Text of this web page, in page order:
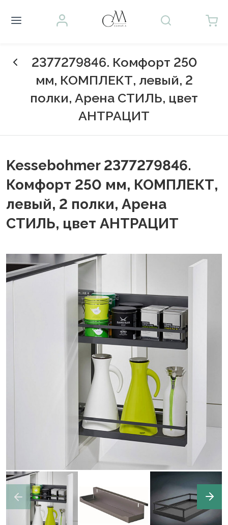
2377279846. Комфорт 250
мм, КОМПЛЕКТ, левый, 2
полки, Арена СТИЛЬ, цвет
АНТРАЦИТ
Kessebohmer 2377279846.
Комфорт 250 мм, КОМПЛЕКТ,
левый, 2 полки, Арена
СТИЛЬ, цвет АНТРАЦИТ